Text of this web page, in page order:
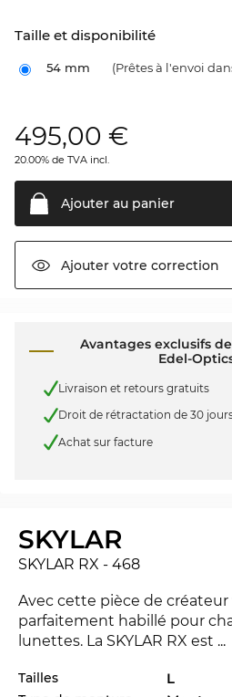
Taille et disponibilité
54 mm (Prêtes à l'envoi
495,00 €
20.00% de TVA incl.
Ajouter au panier
Ajouter votre correction
Avantages exclusifs
Edel-
Livraison et retours gratuits
Droit de rétractation de 30
Achat sur facture
SKYLAR
SKYLAR RX - 468
Avec cette pièce de créateur
parfaitement habillé pour
lunettes. La SKYLAR RX est...
Tailles L